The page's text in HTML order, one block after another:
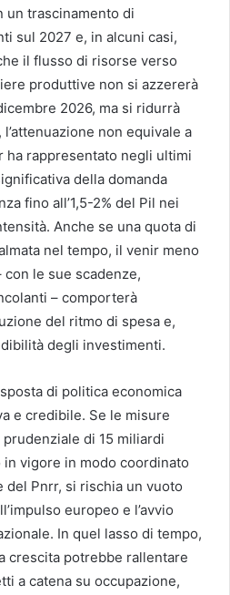
un trascinamento di
sul 2027 e, in alcuni casi,
il flusso di risorse verso
produttive non si azzererà
2026, ma si ridurrà
non equivale a
ha rappresentato negli ultimi
della domanda
fino all’1,5-2% del Pil nei
Anche se una quota di
nel tempo, il venir meno
le sue scadenze,
– comporterà
del ritmo di spesa e,
degli investimenti.
di politica economica
e credibile. Se le misure
di 15 miliardi
vigore in modo coordinato
del Pnrr, si rischia un vuoto
europeo e l’avvio
In quel lasso di tempo,
crescita potrebbe rallentare
a catena su occupazione,